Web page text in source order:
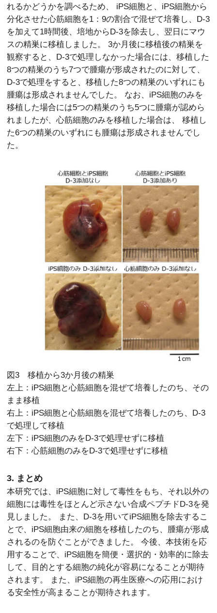
れるかどうかを調べるため、 iPS細胞と、iPS細胞から
分化させた心筋細胞を1：9の割合で混ぜて培養し、D-3
を加えて1時間後、培地からD-3を除去し、翌日にマウ
スの精巣に移植しました。 3か月後に移植後の精巣を
観察すると、D-3で処理しなかった場合には、移植した
8つの精巣のうち7つで腫瘍が形成されたのに対して、
D-3で処理をすると、移植した8つの精巣のいずれにも
腫瘍は形成されませんでした。 なお、iPS細胞のみを
移植した場合には5つの精巣のうち5つに腫瘍が認めら
れましたが、心筋細胞のみを移植した場合は、 移植し
た6つの精巣のいずれにも腫瘍は形成されませんでし
た。
図3 移植から3か月後の精巣
左上：iPS細胞と心筋細胞を混ぜて培養したのち、その
まま移植
右上：iPS細胞と心筋細胞を混ぜて培養したのち、D-3
で処理して移植
左下：iPS細胞のみをD-3で処理せずに移植
右下：心筋細胞のみをD-3で処理せずに移植
3. まとめ
本研究では、iPS細胞に対して毒性をもち、それ以外の
細胞には毒性をほとんど示さない合成ペプチドD-3を発
見しました。 また、D-3を用いてiPS細胞を除去するこ
とで、iPS細胞由来の細胞を移植したのち、腫瘍が形成
されるのを防ぐことができました。 今後、本技術を応
用することで、iPS細胞を簡便・選択的・効率的に除去
して、目的とする細胞の純化が容易になることが期待
されます。 また、iPS細胞の再生医療への応用におけ
る安全性が高まることが期待されます。